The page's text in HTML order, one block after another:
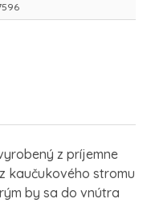
z príjemne
kaučukového stromu
by sa do vnútra